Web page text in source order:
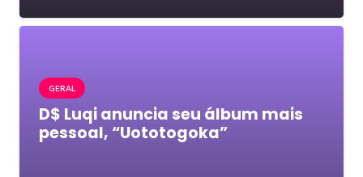
GERAL
D$ Luqi anuncia seu álbum mais
pessoal, “Uototogoka”